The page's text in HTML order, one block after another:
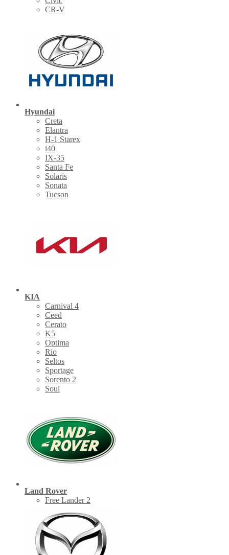
CR-V
Hyundai
Creta
Elantra
H-1 Starex
i40
IX-35
Santa Fe
Solaris
Sonata
Tucson
KIA
Carnival 4
Ceed
Cerato
K5
Optima
Rio
Seltos
Sportage
Sorento 2
Soul
Land Rover
Free Lander 2